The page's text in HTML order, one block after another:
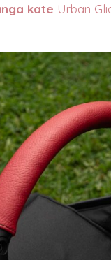
kate Urban